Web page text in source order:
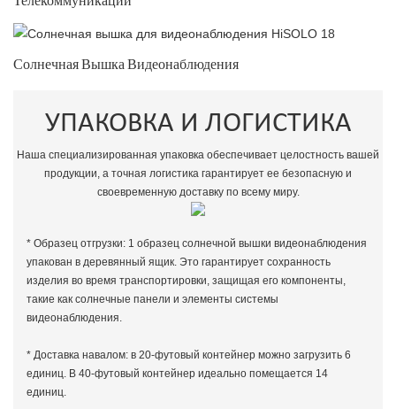
Солнечная Вышка Видеонаблюдения
УПАКОВКА И ЛОГИСТИКА
Наша специализированная упаковка обеспечивает целостность вашей
продукции, а точная логистика гарантирует ее безопасную и
своевременную доставку по всему миру.
* Образец отгрузки: 1 образец солнечной вышки видеонаблюдения
упакован в деревянный ящик. Это гарантирует сохранность
изделия во время транспортировки, защищая его компоненты,
такие как солнечные панели и элементы системы
видеонаблюдения.
* Доставка навалом: в 20-футовый контейнер можно загрузить 6
единиц. В 40-футовый контейнер идеально помещается 14
единиц.